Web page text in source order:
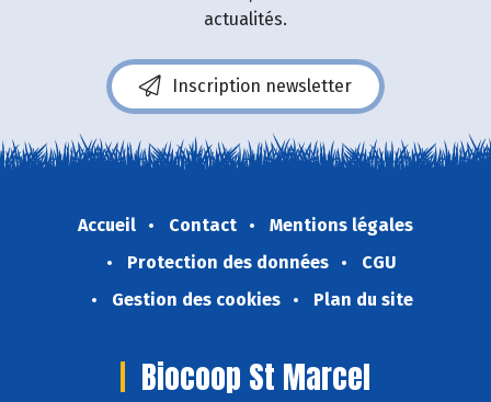
actualités.
Inscription newsletter
Accueil Contact
Mentions légales
Protection des données
CGU
Gestion des cookies
Plan du site
Biocoop St Marcel